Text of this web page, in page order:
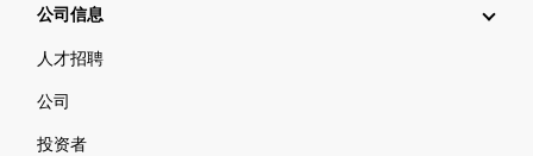
公司信息
人才招聘
公司
投资者